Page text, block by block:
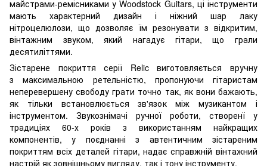
майстрами-ремісниками у Woodstock Guitars, ці інструменти
мають характерний дизайн і ніжний шар лаку
нітроцелюлози, що дозволяє їм резонувати з відкритим,
вінтажним звуком, який нагадує гітари, що грали
десятиліттями.
Зістарене покриття серії Relic виготовляється вручну
з максимальною ретельністю, пропонуючи гітаристам
неперевершену свободу грати точно так, як вони бажають,
як тільки встановлюється зв'язок між музикантом і
інструментом. Звукознімачі ручної роботи, створенї у
традиціях 60-х років з використанням найкращих
компонентів, у поєднанні з автентичним зістареним
покриттям всіх деталей гітари, надає справжній вінтажний
настрій як зовнішньому вигляду, так і тону інструменту.